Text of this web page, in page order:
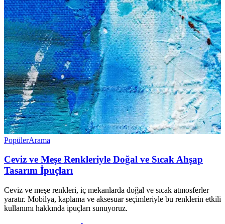
PopülerArama
Ceviz ve Meşe Renkleriyle Doğal ve Sıcak Ahşap
Tasarım İpuçları
Ceviz ve meşe renkleri, iç mekanlarda doğal ve sıcak atmosferler
yaratır. Mobilya, kaplama ve aksesuar seçimleriyle bu renklerin etkili
kullanımı hakkında ipuçları sunuyoruz.